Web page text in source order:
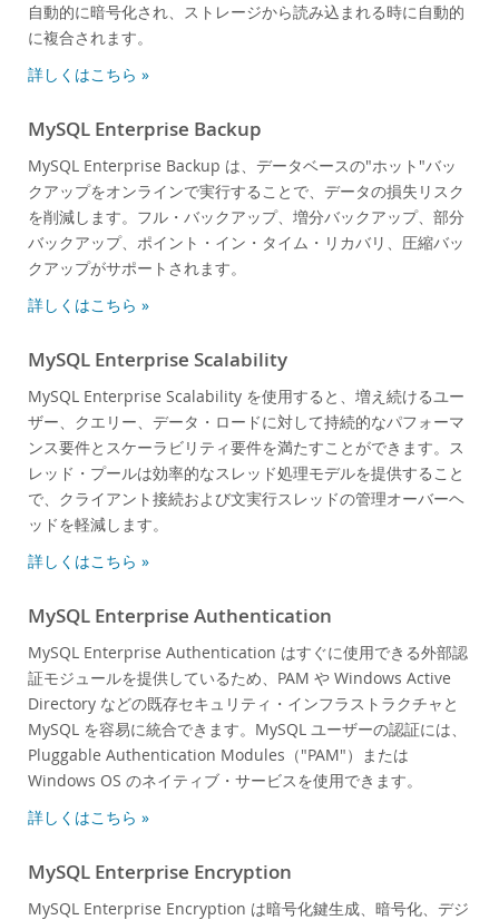
ニュース & イベント
ご購入方法
ドキュメント
デベロッパー ゾーン
自動的に暗号化され、ストレージから読み込まれる時に自動的
に複合されます。
詳しくはこちら »
MySQL Enterprise Backup
MySQL Enterprise Backup は、データベースの"ホット"バッ
クアップをオンラインで実行することで、データの損失リスク
を削減します。フル・バックアップ、増分バックアップ、部分
バックアップ、ポイント・イン・タイム・リカバリ、圧縮バッ
クアップがサポートされます。
詳しくはこちら »
MySQL Enterprise Scalability
MySQL Enterprise Scalability を使用すると、増え続けるユー
ザー、クエリー、データ・ロードに対して持続的なパフォーマ
ンス要件とスケーラビリティ要件を満たすことができます。ス
レッド・プールは効率的なスレッド処理モデルを提供すること
で、クライアント接続および文実行スレッドの管理オーバーヘ
ッドを軽減します。
詳しくはこちら »
MySQL Enterprise Authentication
MySQL Enterprise Authentication はすぐに使用できる外部認
証モジュールを提供しているため、PAM や Windows Active
Directory などの既存セキュリティ・インフラストラクチャと
MySQL を容易に統合できます。MySQL ユーザーの認証には、
Pluggable Authentication Modules（"PAM"）または
Windows OS のネイティブ・サービスを使用できます。
詳しくはこちら »
MySQL Enterprise Encryption
MySQL Enterprise Encryption は暗号化鍵生成、暗号化、デジ